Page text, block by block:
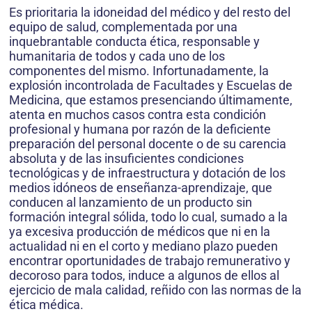
Es prioritaria la idoneidad del médico y del resto del
equipo de salud, complementada por una
inquebrantable conducta ética, responsable y
humanitaria de todos y cada uno de los
componentes del mismo. Infortunadamente, la
explosión incontrolada de Facultades y Escuelas de
Medicina, que estamos presenciando últimamente,
atenta en muchos casos contra esta condición
profesional y humana por razón de la deficiente
preparación del personal docente o de su carencia
absoluta y de las insuficientes condiciones
tecnológicas y de infraestructura y dotación de los
medios idóneos de enseñanza-aprendizaje, que
conducen al lanzamiento de un producto sin
formación integral sólida, todo lo cual, sumado a la
ya excesiva producción de médicos que ni en la
actualidad ni en el corto y mediano plazo pueden
encontrar oportunidades de trabajo remunerativo y
decoroso para todos, induce a algunos de ellos al
ejercicio de mala calidad, reñido con las normas de la
ética médica.